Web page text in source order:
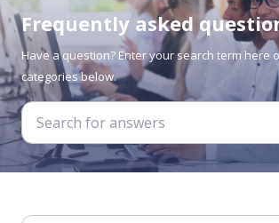
Frequently asked
Have a question? Enter your search term here
categories below.